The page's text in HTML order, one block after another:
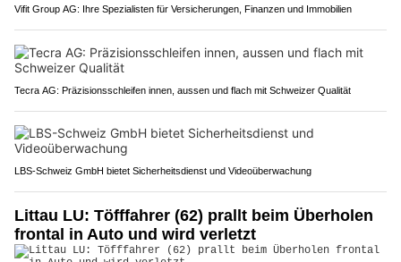
Vifit Group AG: Ihre Spezialisten für Versicherungen, Finanzen und Immobilien
Tecra AG: Präzisionsschleifen innen, aussen und flach mit Schweizer Qualität
LBS-Schweiz GmbH bietet Sicherheitsdienst und Videoüberwachung
Littau LU: Töfffahrer (62) prallt beim Überholen
frontal in Auto und wird verletzt